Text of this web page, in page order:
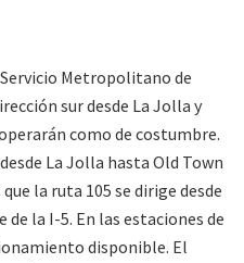
Metropolitano de
sur desde La Jolla y
como de costumbre.
La Jolla hasta Old Town
la ruta 105 se dirige desde
de la I-5. En las estaciones de
disponible. El